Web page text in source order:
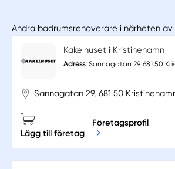
Andra badrumsrenoverare i närheten av
Kakelhuset i Kristinehamn
Adress: Sannagatan 29, 681 50
Sannagatan 29, 681 50
Lägg till företag
Företagsprofil